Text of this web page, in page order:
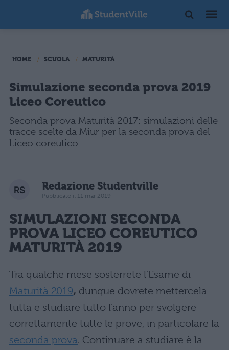
HOME SCUOLA MATURITÀ
Simulazione seconda prova 2019
Liceo Coreutico
Seconda prova Maturità 2017: simulazioni delle
tracce scelte da Miur per la seconda prova del
Liceo coreutico
Redazione Studentville
Pubblicato il 11 mar 2019
SIMULAZIONI SECONDA
PROVA LICEO COREUTICO
MATURITÀ 2019
Tra qualche mese sosterrete l’Esame di
Maturità 2019, dunque dovrete mettercela
tutta e studiare tutto l’anno per svolgere
correttamente tutte le prove, in particolare la
seconda prova. Continuare a studiare è la